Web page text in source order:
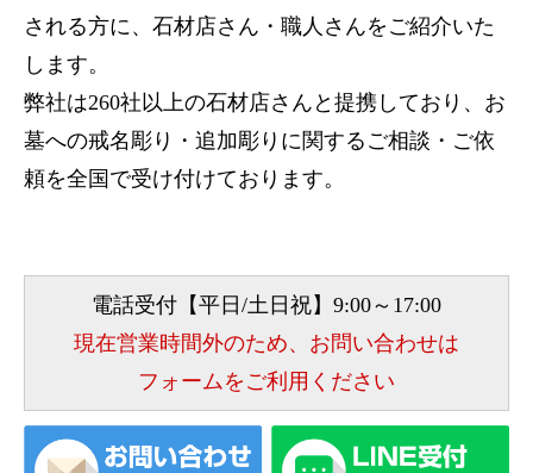
される方に、石材店さん・職人さんをご紹介いた
します。
弊社は260社以上の石材店さんと提携しており、お
墓への戒名彫り・追加彫りに関するご相談・ご依
頼を全国で受け付けております。
電話受付【平日/土日祝】9:00～17:00
現在営業時間外のため、お問い合わせは
フォームをご利用ください